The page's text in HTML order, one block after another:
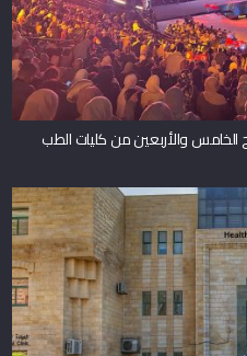
والأربعين من كليات الطب